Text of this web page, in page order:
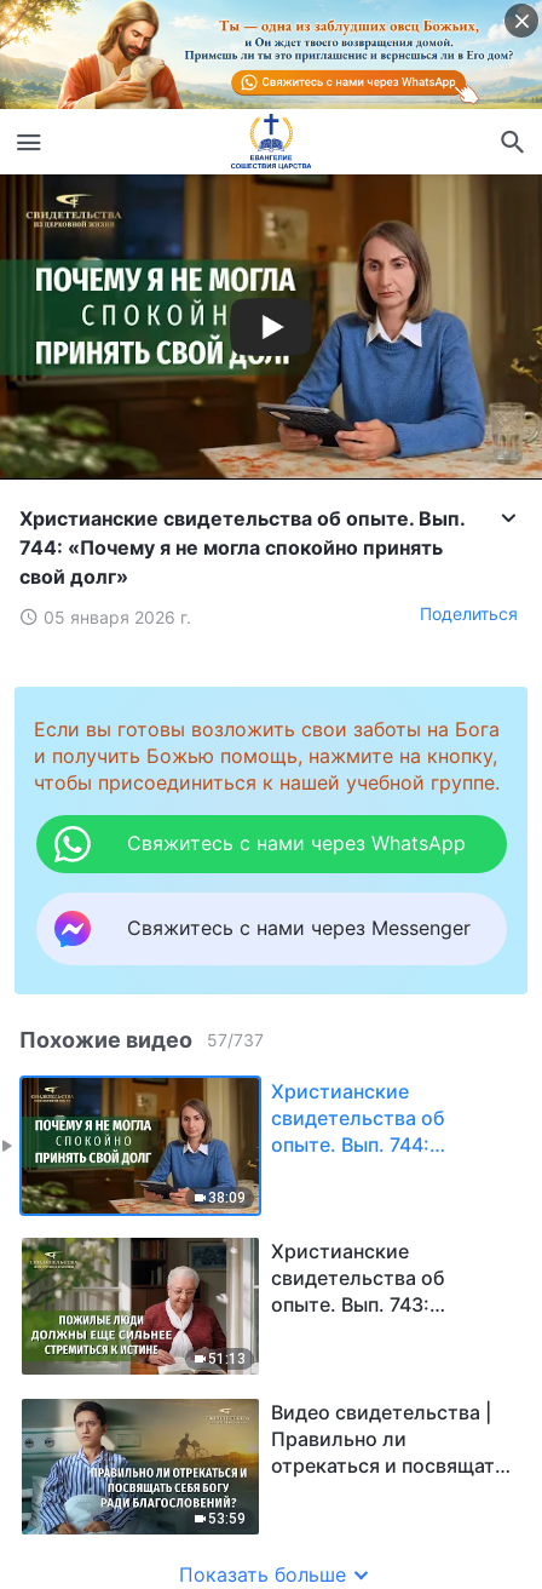
Христианские свидетельства об опыте. Вып.
744: «Почему я не могла спокойно принять
свой долг»
05 января 2026 г. Поделиться
Если вы готовы возложить свои заботы на Бога
и получить Божью помощь, нажмите на кнопку,
чтобы присоединиться к нашей учебной группе.
Свяжитесь с нами через WhatsApp
Свяжитесь с нами через Messenger
Похожие видео 57/737
38:09
Христианские
свидетельства об
опыте. Вып. 744:
51:13
Христианские
свидетельства об
опыте. Вып. 743:
53:59
Видео свидетельства |
Правильно ли
отрекаться и посвящать
Показать больше